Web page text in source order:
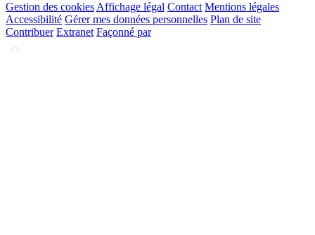
Gestion des cookiesAffichage légal Contact Mentions légales
Accessibilité Gérer mes données personnelles Plan de site
Contribuer Extranet Façonné par